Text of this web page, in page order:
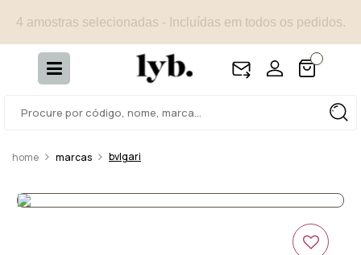
4 amostras selecionadas - Incluídas em todos os pedidos.
marcas bvlgari